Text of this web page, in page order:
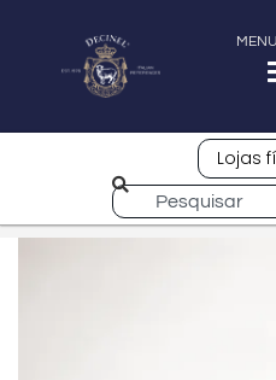
MENU
Lojas